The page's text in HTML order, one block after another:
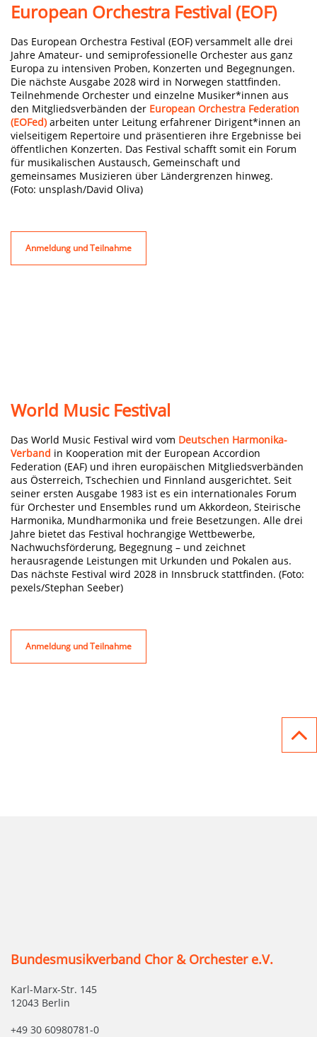
European Orchestra Festival (EOF)
Das European Orchestra Festival (EOF) versammelt alle drei
Jahre Amateur- und semiprofessionelle Orchester aus ganz
Europa zu intensiven Proben, Konzerten und Begegnungen.
Die nächste Ausgabe 2028 wird in Norwegen stattfinden.
Teilnehmende Orchester und einzelne Musiker*innen aus
den Mitgliedsverbänden der European Orchestra Federation
(EOFed)arbeiten unter Leitung erfahrener Dirigent*innen an
vielseitigem Repertoire und präsentieren ihre Ergebnisse bei
öffentlichen Konzerten. Das Festival schafft somit ein Forum
für musikalischen Austausch, Gemeinschaft und
gemeinsames Musizieren über Ländergrenzen hinweg.
(Foto: unsplash/David Oliva)
Anmeldung und Teilnahme
World Music Festival
Das World Music Festival wird vom Deutschen Harmonika-
Verband in Kooperation mit der European Accordion
Federation (EAF) und ihren europäischen Mitgliedsverbänden
aus Österreich, Tschechien und Finnland ausgerichtet. Seit
seiner ersten Ausgabe 1983 ist es ein internationales Forum
für Orchester und Ensembles rund um Akkordeon, Steirische
Harmonika, Mundharmonika und freie Besetzungen. Alle drei
Jahre bietet das Festival hochrangige Wettbewerbe,
Nachwuchsförderung, Begegnung – und zeichnet
herausragende Leistungen mit Urkunden und Pokalen aus.
Das nächste Festival wird 2028 in Innsbruck stattfinden. (Foto:
pexels/Stephan Seeber)
Anmeldung und Teilnahme
Bundesmusikverband Chor & Orchester e.V.
Karl-Marx-Str. 145
12043 Berlin
+49 30 60980781-0